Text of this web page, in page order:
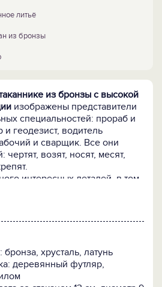
литьё
из бронзы
из бронзы с высокой
изображены представители
специальностей: прораб и
и геодезист, водитель
и сварщик. Все они
чертят, возят, носят, месят,
интересных деталей, в том
в виде ковша
наша гордость -
без лопаты!В набор входит
стилизованная под
очень удобна в
хрусталь, латунь
деревянный футляр,